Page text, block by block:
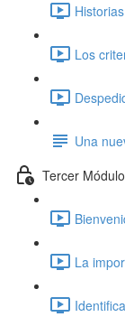
Los
Una
Tercer
La